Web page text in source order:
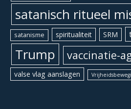
satanisch ritueel
satanisme spiritualiteit SRM
Trump vaccinatie-
valse vlag aanslagen